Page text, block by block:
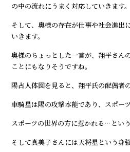
の中の流れにうまく対応していきます。
そして、奥様の存在が仕事や社会進出
いきます。
奥様のちょっとした一言が、翔平さん
ことにもなりそうですね。
陽占人体図を見ると、翔平氏の配偶者
車騎星は陽の攻撃本能であり、スポーツ
スポーツの世界の方に惹かれる…とい
そして真美子さんには天将星という身